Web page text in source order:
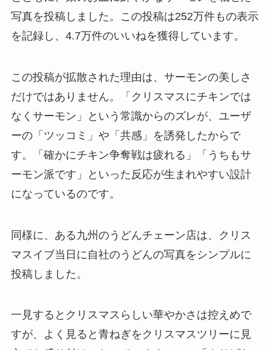
写真を投稿しました。この投稿は252万件もの表示
を記録し、4.7万件のいいねを獲得しています。
この投稿が拡散された理由は、サーモンの美しさ
だけではありません。「クリスマスにチキンでは
なくサーモン」という常識からのズレが、ユーザ
ーの「ツッコミ」や「共感」を誘発したからで
す。「確かにチキン争奪戦は疲れる」「うちもサ
ーモン派です」といった反応が生まれやすい設計
になっているのです。
同様に、ある九州のうどんチェーン店は、クリス
マスイブ当日に自社のうどんの写真をシンプルに
投稿しました。
一見するとクリスマスらしい華やかさは控えめで
すが、よく見ると青ねぎをクリスマスツリーに見